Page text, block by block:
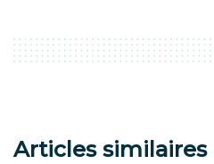
Articles similaires